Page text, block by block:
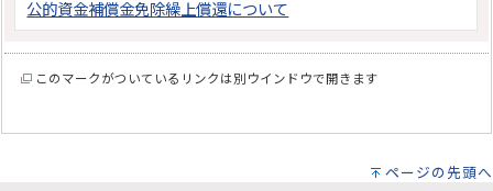
公的資金補償金免除繰上償還について
このマークがついているリンクは別ウインドウで開きます
ページの先頭へ